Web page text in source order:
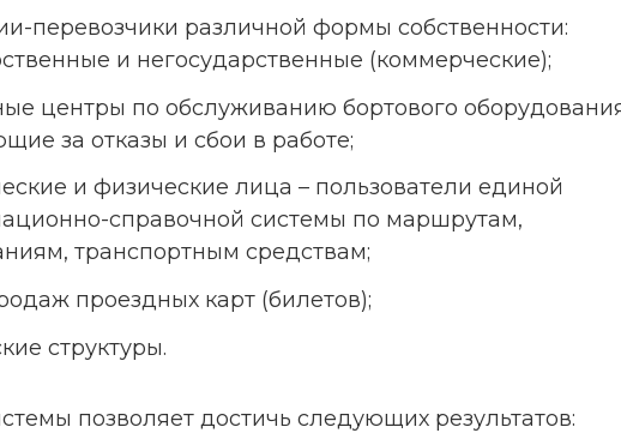
перевозчики различной формы собственности:
и негосударственные (коммерческие);
центры по обслуживанию бортового
за отказы и сбои в работе;
и физические лица – пользователи единой
справочной системы по маршрутам,
транспортным средствам;
проездных карт (билетов);
структуры.
позволяет достичь следующих результатов: